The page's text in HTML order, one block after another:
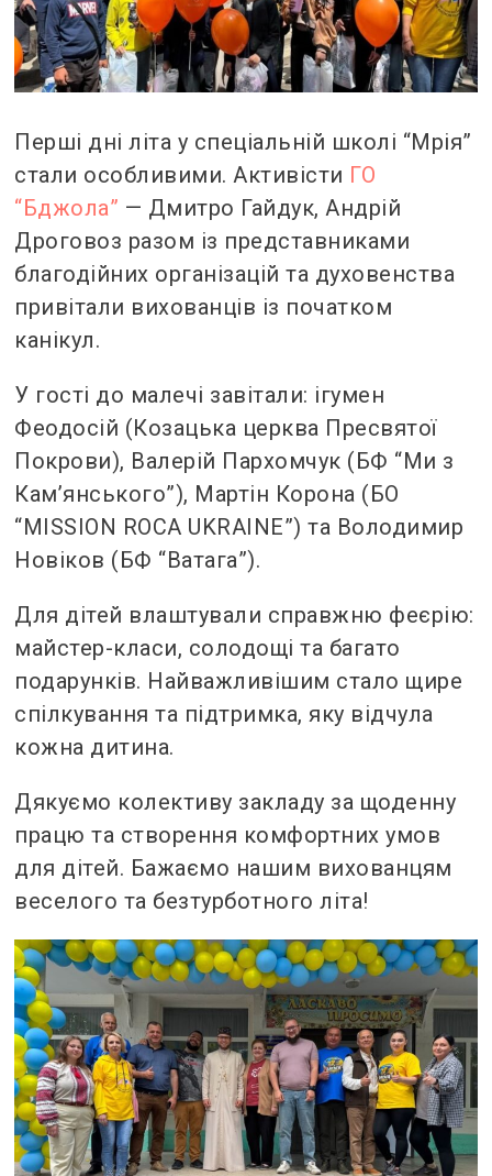
Перші дні літа у спеціальній школі “Мрія”
стали особливими. Активісти ГО
“Бджола” — Дмитро Гайдук, Андрій
Дроговоз разом із представниками
благодійних організацій та духовенства
привітали вихованців із початком
канікул.
У гості до малечі завітали: ігумен
Феодосій (Козацька церква Пресвятої
Покрови), Валерій Пархомчук (БФ “Ми з
Кам’янського”), Мартін Корона (БО
“MISSION ROCA UKRAINE”) та Володимир
Новіков (БФ “Ватага”).
Для дітей влаштували справжню феєрію:
майстер-класи, солодощі та багато
подарунків. Найважливішим стало щире
спілкування та підтримка, яку відчула
кожна дитина.
Дякуємо колективу закладу за щоденну
працю та створення комфортних умов
для дітей. Бажаємо нашим вихованцям
веселого та безтурботного літа!